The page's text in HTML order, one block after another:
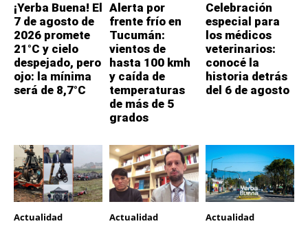
¡Yerba Buena! El
7 de agosto de
2026 promete
21°C y cielo
despejado, pero
ojo: la mínima
será de 8,7°C
Alerta por
frente frío en
Tucumán:
vientos de
hasta 100 kmh
y caída de
temperaturas
de más de 5
grados
Celebración
especial para
los médicos
veterinarios:
conocé la
historia detrás
del 6 de agosto
Actualidad Actualidad Actualidad